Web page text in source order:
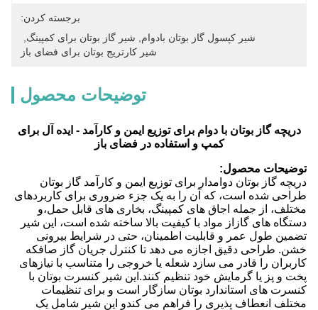
برجسته کردن:
شیر کپسول گاز بوتان بادوام
شیر گاز بوتان برای کمپینگ
شیر کارتریج بوتان برای فضای باز
توضیحات محصول
دریچه گاز بوتان با دوام برای توزیع ایمن و کارآمد - ایده آل برای
کمپ و استفاده در فضای باز
توضیحات محصول:
دریچه گاز بوتان دوامدار برای توزیع ایمن و کارآمد گاز بوتان
طراحی شده است، که آن را به یک جزء ضروری برای کاربردهای
مختلف، از جمله اجاق های کمپینگ، بخاری های قابل حمل،و
دستگاه های گازاز مواد با کیفیت بالا ساخته شده است، این شیر
تضمین طول عمر و قابلیت اطمینان، حتی در شرایط بیرونی
خشن. طراحی دقیق اجازه می دهد تا کنترل جریان گاز صافکه
کاربران را قادر می سازد شعله یا خروجی را متناسب با نیازهای
پخت و پز یا گرمایش خود تنظیم کنند.این شیر کنسرت بوتان با
کنسرت های استاندارد بوتان سازگار است و برای تنظیمات
مختلف انعطاف پذیری را فراهم می کندو این شیر شامل یک